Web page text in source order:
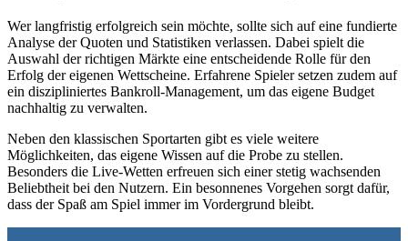
Wer langfristig erfolgreich sein möchte, sollte sich auf eine fundierte
Analyse der Quoten und Statistiken verlassen. Dabei spielt die
Auswahl der richtigen Märkte eine entscheidende Rolle für den
Erfolg der eigenen Wettscheine. Erfahrene Spieler setzen zudem auf
ein diszipliniertes Bankroll-Management, um das eigene Budget
nachhaltig zu verwalten.
Neben den klassischen Sportarten gibt es viele weitere
Möglichkeiten, das eigene Wissen auf die Probe zu stellen.
Besonders die Live-Wetten erfreuen sich einer stetig wachsenden
Beliebtheit bei den Nutzern. Ein besonnenes Vorgehen sorgt dafür,
dass der Spaß am Spiel immer im Vordergrund bleibt.